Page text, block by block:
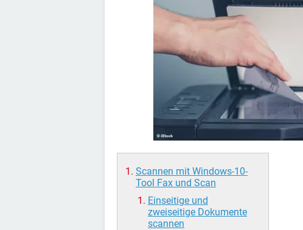
Scannen mit Windows-10-
Tool Fax und Scan
Einseitige und
zweiseitige Dokumente
scannen